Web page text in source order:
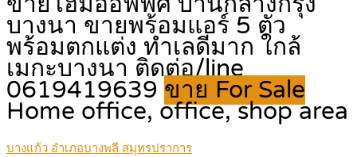
บางนา ขายพร้อมแอร์ 5 ตัว
พร้อมตกแต่ง ทำเลดีมาก ใกล้
เมกะบางนา ติดต่อ/line
0619419639 ขาย For Sale
Home office, office, shop area
บางแก้ว อำเภอบางพลี สมุทรปราการ